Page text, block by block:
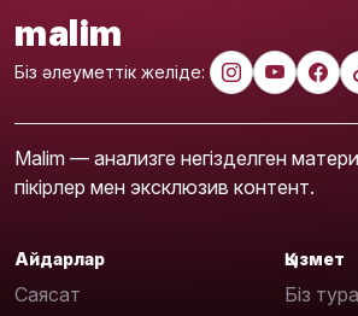
malim
Біз әлеуметтік желіде:
Malim — анализге негізделген
пікірлер мен эксклюзив контент.
Айдарлар
Саясат
Қызмет
Біз